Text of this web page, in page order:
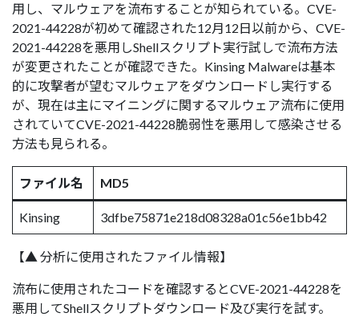
用し、マルウェアを流布することが知られている。CVE-
2021-44228が初めて確認された12月12日以前から、CVE-
2021-44228を悪用しShellスクリプト実行試しで流布方法
が変更されたことが確認できた。Kinsing Malwareは基本
的に攻撃者が望むマルウェアをダウンロードし実行する
が、現在は主にマイニングに関するマルウェア流布に使用
されていてCVE-2021-44228脆弱性を悪用して感染させる
方法も見られる。
ファイル名 MD5
Kinsing 3dfbe75871e218d08328a01c56e1bb42
【▲ 分析に使用されたファイル情報】
流布に使用されたコードを確認するとCVE-2021-44228を
悪用してShellスクリプトダウンロード及び実行を試す。